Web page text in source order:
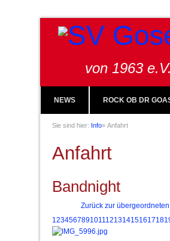
von 1963 e.V.
NEWS ROCK OB DR
Sie sind hier: Info» Anfahrt
Anfahrt
Bandnight
Zurück zur
123456789101112131415161718